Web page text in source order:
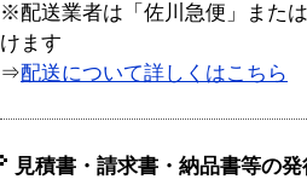
※配送業者は「佐川急便」また
けます
⇒配送について詳しくはこちら
見積書・請求書・納品書等の